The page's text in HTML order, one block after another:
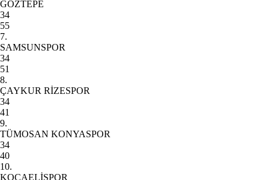
GÖZTEPE
34
55
7.
SAMSUNSPOR
34
51
8.
ÇAYKUR RİZESPOR
34
41
9.
TÜMOSAN KONYASPOR
34
40
10.
KOCAELİSPOR